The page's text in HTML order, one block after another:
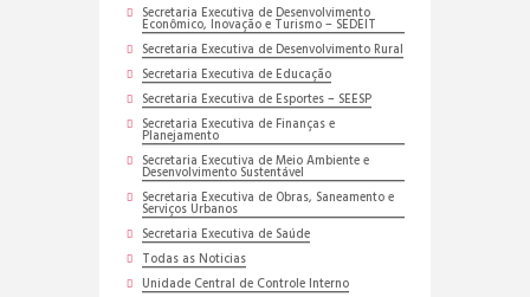
Secretaria Executiva de Desenvolvimento
Econômico, Inovação e Turismo – SEDEIT
Secretaria Executiva de Desenvolvimento Rural
Secretaria Executiva de Educação
Secretaria Executiva de Esportes – SEESP
Secretaria Executiva de Finanças e
Planejamento
Secretaria Executiva de Meio Ambiente e
Desenvolvimento Sustentável
Secretaria Executiva de Obras, Saneamento e
Serviços Urbanos
Secretaria Executiva de Saúde
Todas as Noticias
Unidade Central de Controle Interno